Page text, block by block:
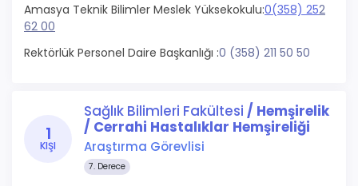
Amasya Teknik Bilimler Meslek Yüksekokulu:0(358) 252
62 00
Rektörlük Personel Daire Başkanlığı :0 (358) 211 50 50
1
KIŞI
Sağlık Bilimleri Fakültesi / Hemşirelik
/ Cerrahi Hastalıklar Hemşireliği
Araştırma Görevlisi
7. Derece